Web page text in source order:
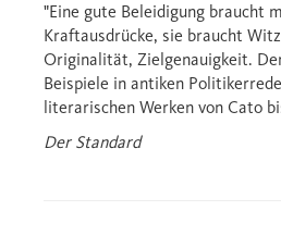
"Eine gute Beleidigung braucht
Kraftausdrücke, sie braucht
Originalität, Zielgenauigkeit.
Beispiele in antiken
literarischen Werken von Cato
Der Standard